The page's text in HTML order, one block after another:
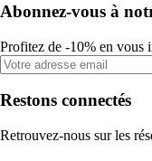
Abonnez-vous à
Profitez de -10% en vous
Restons connectés
Retrouvez-nous sur les